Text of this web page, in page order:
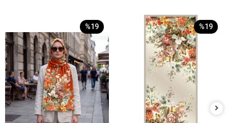
%19 %19